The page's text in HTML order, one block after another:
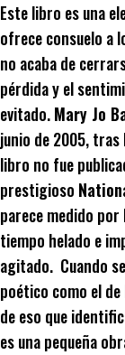
Este libro es una
ofrece consuelo a
no acaba de
pérdida y el
evitado.Mary Jo
junio de 2005,
libro no fue
prestigioso
parece medido
tiempo helado e
agitado. Cuando
poético como el de
de eso que
es una pequeña